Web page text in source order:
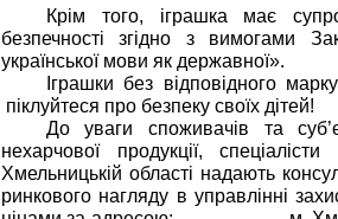
Крім того, іграшка має
безпечності згідно з вимогами
української мови як державної».
Іграшки без відповідного
піклуйтеся про безпеку своїх дітей!
До уваги споживачів та
нехарчової продукції,
Хмельницькій області надають
ринкового нагляду в управлінні